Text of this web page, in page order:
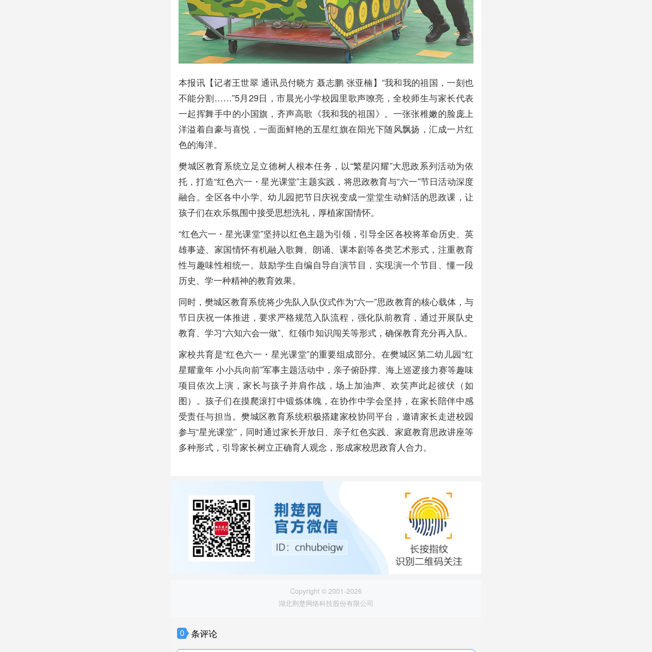
本报讯【记者王世翠 通讯员付晓方 聂志鹏 张亚楠】“我和我的祖国，一刻也
不能分割……”5月29日，市晨光小学校园里歌声嘹亮，全校师生与家长代表
一起挥舞手中的小国旗，齐声高歌《我和我的祖国》。一张张稚嫩的脸庞上
洋溢着自豪与喜悦，一面面鲜艳的五星红旗在阳光下随风飘扬，汇成一片红
色的海洋。
樊城区教育系统立足立德树人根本任务，以“繁星闪耀”大思政系列活动为依
托，打造“红色六一・星光课堂”主题实践，将思政教育与“六一”节日活动深度
融合。全区各中小学、幼儿园把节日庆祝变成一堂堂生动鲜活的思政课，让
孩子们在欢乐氛围中接受思想洗礼，厚植家国情怀。
“红色六一・星光课堂”坚持以红色主题为引领，引导全区各校将革命历史、英
雄事迹、家国情怀有机融入歌舞、朗诵、课本剧等各类艺术形式，注重教育
性与趣味性相统一。鼓励学生自编自导自演节目，实现演一个节目、懂一段
历史、学一种精神的教育效果。
同时，樊城区教育系统将少先队入队仪式作为“六一”思政教育的核心载体，与
节日庆祝一体推进，要求严格规范入队流程，强化队前教育，通过开展队史
教育、学习“六知六会一做”、红领巾知识闯关等形式，确保教育充分再入队。
家校共育是“红色六一・星光课堂”的重要组成部分。在樊城区第二幼儿园“红
星耀童年 小小兵向前”军事主题活动中，亲子俯卧撑、海上巡逻接力赛等趣味
项目依次上演，家长与孩子并肩作战，场上加油声、欢笑声此起彼伏（如
图）。孩子们在摸爬滚打中锻炼体魄，在协作中学会坚持，在家长陪伴中感
受责任与担当。樊城区教育系统积极搭建家校协同平台，邀请家长走进校园
参与“星光课堂”，同时通过家长开放日、亲子红色实践、家庭教育思政讲座等
多种形式，引导家长树立正确育人观念，形成家校思政育人合力。
Copyright © 2001-2026
湖北荆楚网络科技股份有限公司
0 条评论